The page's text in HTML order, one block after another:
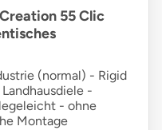
55 Clic
(normal) - Rigid
-
- ohne
Montage